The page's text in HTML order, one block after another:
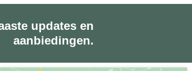
updates en
aanbiedingen.